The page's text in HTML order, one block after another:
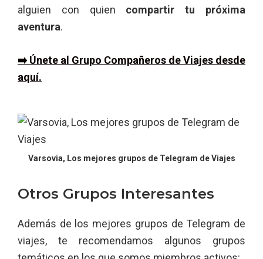
alguien con quien compartir tu próxima
aventura.
➡️ Únete al Grupo Compañeros de Viajes desde
aquí.
Varsovia, Los mejores grupos de Telegram de Viajes
Otros Grupos Interesantes
Además de los mejores grupos de Telegram de
viajes, te recomendamos algunos grupos